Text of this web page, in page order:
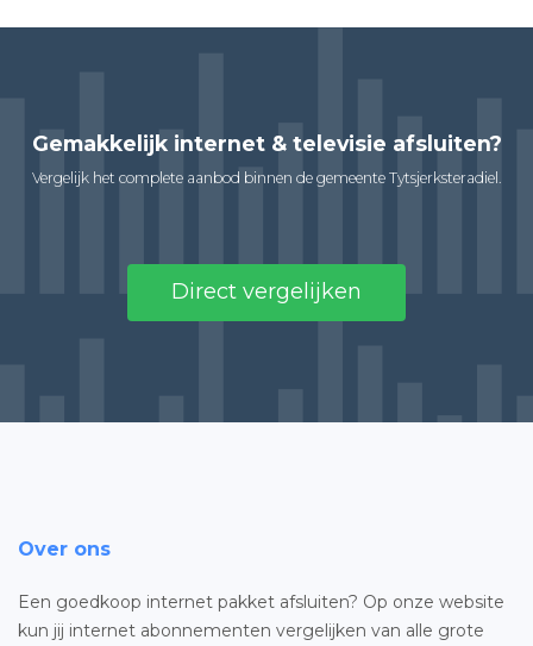
Gemakkelijk internet & televisie afsluiten?
Vergelijk het complete aanbod binnen de gemeente Tytsjerksteradiel.
Direct vergelijken
Over ons
Een goedkoop internet pakket afsluiten? Op onze website
kun jij internet abonnementen vergelijken van alle grote